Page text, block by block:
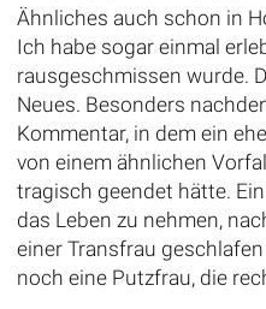
Ähnliches auch schon in
Ich habe sogar einmal
rausgeschmissen wurde.
Neues. Besonders
Kommentar, in dem ein
von einem ähnlichen
tragisch geendet hätte.
das Leben zu nehmen,
einer Transfrau
noch eine Putzfrau, die